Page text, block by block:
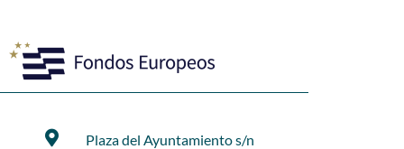
Plaza del Ayuntamiento s/n